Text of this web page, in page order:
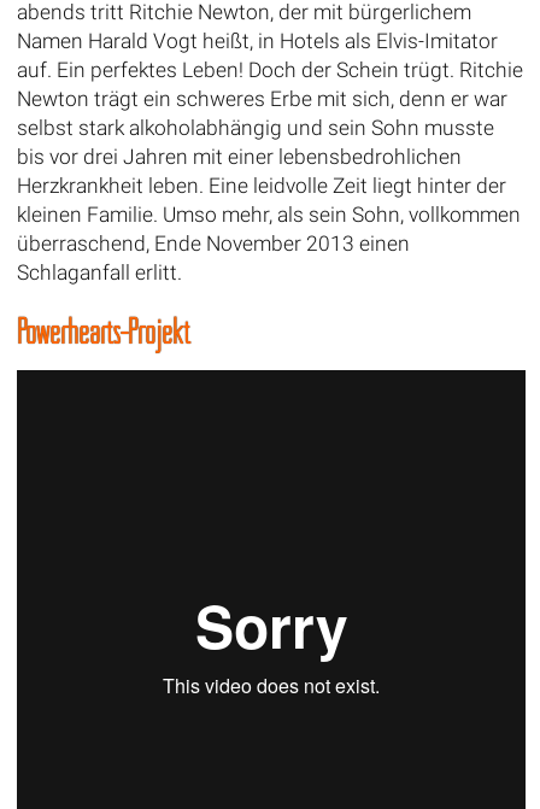
abends tritt Ritchie Newton, der mit bürgerlichem
Namen Harald Vogt heißt, in Hotels als Elvis-Imitator
auf. Ein perfektes Leben! Doch der Schein trügt. Ritchie
Newton trägt ein schweres Erbe mit sich, denn er war
selbst stark alkoholabhängig und sein Sohn musste
bis vor drei Jahren mit einer lebensbedrohlichen
Herzkrankheit leben. Eine leidvolle Zeit liegt hinter der
kleinen Familie. Umso mehr, als sein Sohn, vollkommen
überraschend, Ende November 2013 einen
Schlaganfall erlitt.
Powerhearts-Projekt